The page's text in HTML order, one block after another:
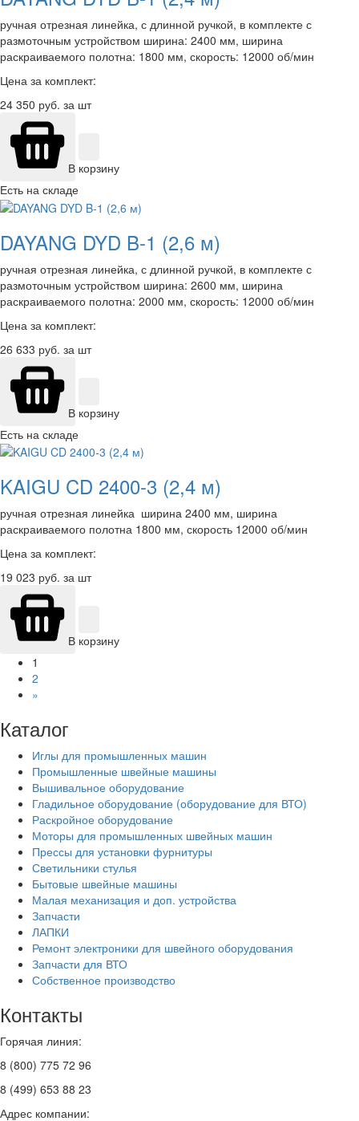
ручная отрезная линейка, с длинной ручкой, в комплекте с
размоточным устройством ширина: 2400 мм, ширина
раскраиваемого полотна: 1800 мм, скорость: 12000 об/мин
Цена за комплект:
24 350 руб. за шт
В корзину
Есть на складе
DAYANG DYD B-1 (2,6 м)
ручная отрезная линейка, с длинной ручкой, в комплекте с
размоточным устройством ширина: 2600 мм, ширина
раскраиваемого полотна: 2000 мм, скорость: 12000 об/мин
Цена за комплект:
26 633 руб. за шт
В корзину
Есть на складе
KAIGU CD 2400-3 (2,4 м)
ручная отрезная линейка ширина 2400 мм, ширина
раскраиваемого полотна 1800 мм, скорость 12000 об/мин
Цена за комплект:
19 023 руб. за шт
В корзину
1
2
»
Каталог
Иглы для промышленных машин
Промышленные швейные машины
Вышивальное оборудование
Гладильное оборудование (оборудование для ВТО)
Раскройное оборудование
Моторы для промышленных швейных машин
Прессы для установки фурнитуры
Светильники стулья
Бытовые швейные машины
Малая механизация и доп. устройства
Запчасти
ЛАПКИ
Ремонт электроники для швейного оборудования
Запчасти для ВТО
Собственное производство
Контакты
Горячая линия:
8 (800) 775 72 96
8 (499) 653 88 23
Адрес компании: